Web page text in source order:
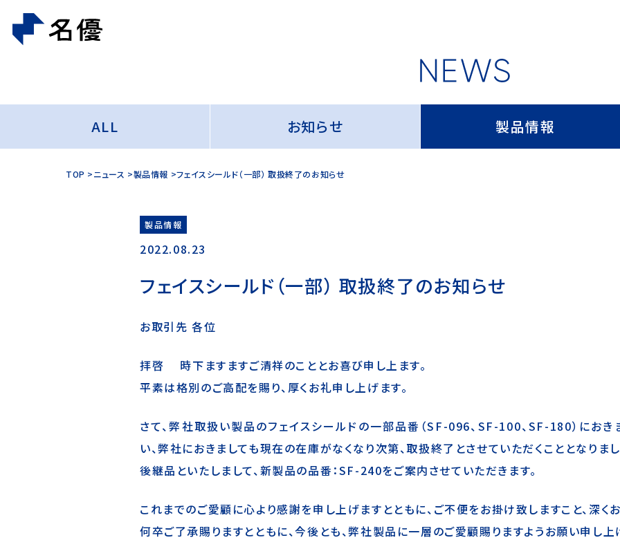
ALL お知らせ 製品情報
TOP ニュース 製品情報 フェイスシールド（一部） 取扱終了のお知らせ
製品情報
2022.08.23
フェイスシールド（一部） 取扱終了のお知らせ
お取引先 各位
拝啓 時下ますますご清祥のこととお喜び申し上ます。
平素は格別のご高配を賜り、厚くお礼申し上げます。
さて、弊社取扱い製品のフェイスシールドの一部品番（SF-096、SF-100、SF-180）にお
い、弊社におきましても現在の在庫がなくなり次第、取扱終了とさせていただくこととなりまし
後継品といたしまして、新製品の品番：SF-240をご案内させていただきます。
これまでのご愛顧に心より感謝を申し上げますとともに、ご不便をお掛け致しますこと、深く
何卒ご了承賜りますとともに、今後とも、弊社製品に一層のご愛顧賜りますようお願い申し上